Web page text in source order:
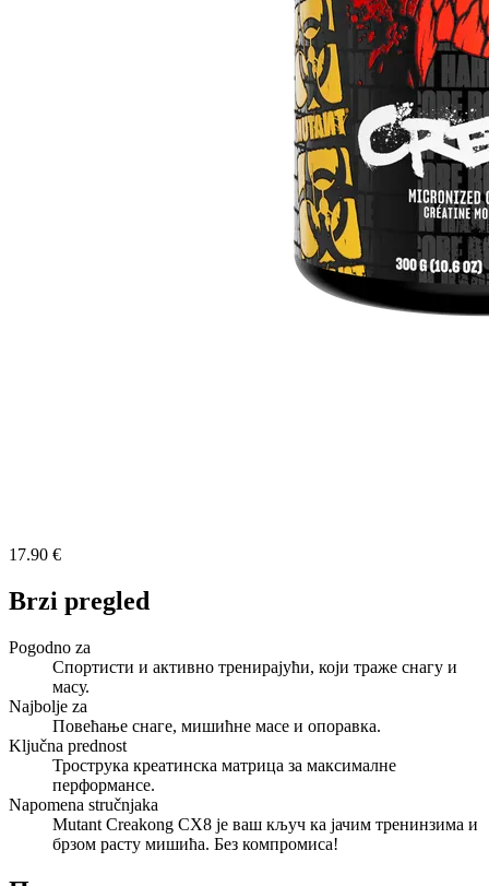
17.90 €
Brzi pregled
Pogodno za
Спортисти и активно тренирајући, који траже снагу и
масу.
Najbolje za
Повећање снаге, мишићне масе и опоравка.
Ključna prednost
Трострука креатинска матрица за максималне
перформансе.
Napomena stručnjaka
Mutant Creakong CX8 је ваш кључ ка јачим тренинзима и
брзом расту мишића. Без компромиса!